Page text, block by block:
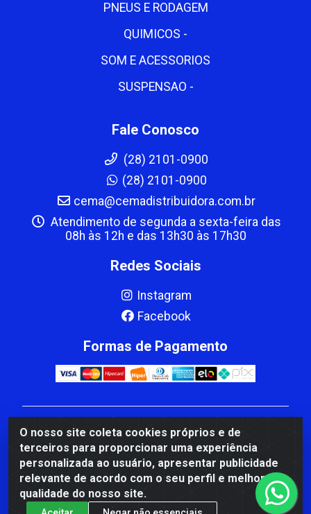
O nosso site coleta cookies próprios e de
terceiros para proporcionar uma experiência
personalizada ao usuário, apresentar publicidade
relevante de acordo com o seu perfil e melhorar a
qualidade do nosso site.
PNEUS E RODAGEM
QUIMICOS -
SOM E ACESSORIOS
SUSPENSAO -
Fale Conosco
(28) 2101-0900
(28) 2101-0900
cema@cemadistribuidora.com.br
Atendimento de segunda a sexta-feira das
08h às 12h e das 13h30 às 17h30
Redes Sociais
Instagram
Facebook
Formas de Pagamento
CBP MACEDO COMERCIO PEÇAS LTDA Matriz - av
Mauro Miranda Madureira, 1249 - Coramara , Cachoeiro
de Itapemirim/ES - CEP 29.311-310 - CNPJ
00.502.680/0001-41